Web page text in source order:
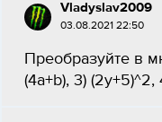
Vladyslav2009
03.08.2021 22:50
Преобразуйте в
(4a+b), 3) (2y+5)^2,